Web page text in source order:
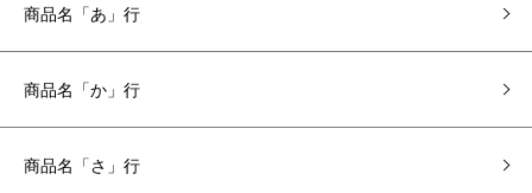
商品名「あ」行
商品名「か」行
商品名「さ」行